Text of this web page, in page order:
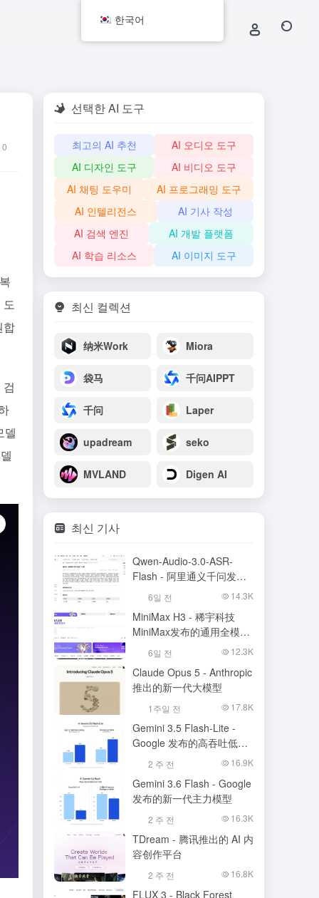
0
도
합
델
선택한 AI 도구
최고의 AI 추천
AI 오디오 도구
AI 디자인 도구
AI 비디오 도구
AI 채팅 도우미
AI 프로그래밍 도구
AI 인텔리전스
AI 기사 작성
AI 검색 엔진
AI 개발 플랫폼
AI 학습 리소스
AI 이미지 도구
최신 컬렉션
纳米Work Miora
袋马 千问AIPPT
千问 Laper
upadream seko
MVLAND Digen AI
최신 기사
Qwen-Audio-3.0-ASR-
Flash - 阿里通义千问发布
的语音识别大模型
6일 전 14.3K
MiniMax H3 - 稀宇科技
MiniMax发布的通用全模态
生成模型
6일 전 12.3K
Claude Opus 5 - Anthropic
推出的新一代大模型
1주일 전 17.8K
Gemini 3.5 Flash-Lite -
Google 发布的高吞吐低成
本模型
2 주 전 16.9K
Gemini 3.6 Flash - Google
发布的新一代主力模型
2 주 전 16.3K
TDream - 腾讯推出的 AI 内
容创作平台
2 주 전 16.8K
FLUX 3 - Black Forest
한국어